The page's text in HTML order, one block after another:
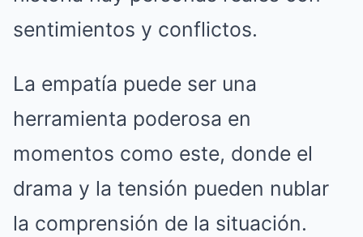
sentimientos y conflictos.
La empatía puede ser una
herramienta poderosa en
momentos como este, donde el
drama y la tensión pueden nublar
la comprensión de la situación.